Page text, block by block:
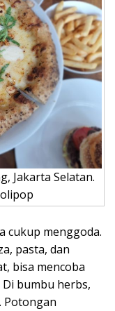
Jakarta Selatan.
cukup menggoda.
pasta, dan
bisa mencoba
Di bumbu herbs,
Potongan